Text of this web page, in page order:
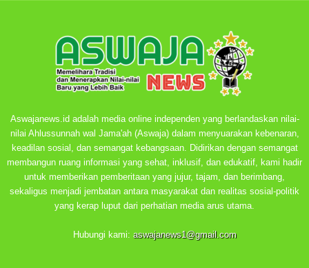
Aswajanews.id adalah media online independen yang berlandaskan nilai-
nilai Ahlussunnah wal Jama'ah (Aswaja) dalam menyuarakan kebenaran,
keadilan sosial, dan semangat kebangsaan. Didirikan dengan semangat
membangun ruang informasi yang sehat, inklusif, dan edukatif, kami hadir
untuk memberikan pemberitaan yang jujur, tajam, dan berimbang,
sekaligus menjadi jembatan antara masyarakat dan realitas sosial-politik
yang kerap luput dari perhatian media arus utama.
Hubungi kami: aswajanews1@gmail.com